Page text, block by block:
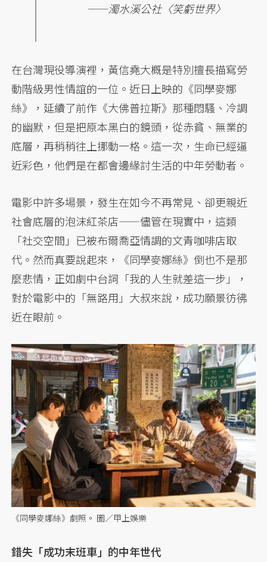
——濁水溪公社〈笑虧世界〉
在台灣現役導演裡，黃信堯大概是特別擅長描寫勞
動階級男性情誼的一位。近日上映的《同學麥娜
絲》，延續了前作《大佛普拉斯》那種悶騷、冷調
的幽默，但是把原本黑白的鏡頭，從赤貧、無業的
底層，再稍稍往上挪動一格。這一次，生命已經逼
近彩色，他們是在都會邊緣討生活的中年勞動者。
電影中許多場景，發生在如今不再常見、卻更親近
社會底層的泡沫紅茶店——儘管在現實中，這類
「社交空間」已被布爾喬亞情調的文青咖啡店取
代。然而真要說起來，《同學麥娜絲》倒也不是那
麼悲情，正如劇中台詞「我的人生就差這一步」，
對於電影中的「無路用」大叔來說，成功願景彷彿
近在眼前。
《同學麥娜絲》劇照。 圖／甲上娛樂
錯失「成功末班車」的中年世代